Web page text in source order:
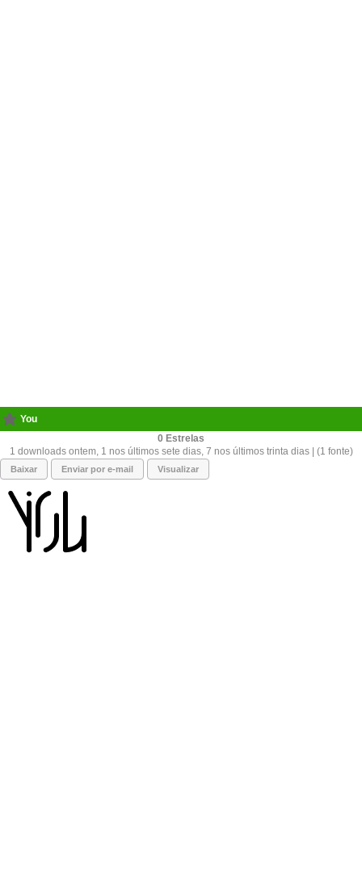
You
0
1 downloads ontem, 1 nos últimos sete dias, 7 nos últimos trinta dias | (1 fonte)
Baixar Enviar por e-mail Visualizar